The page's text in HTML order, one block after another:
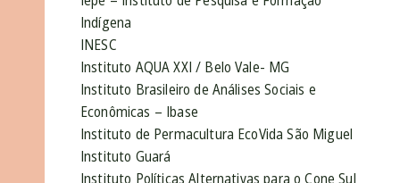
Indígena
INESC
Instituto AQUA XXI / Belo Vale- MG
Instituto Brasileiro de Análises Sociais e
Econômicas – Ibase
Instituto de Permacultura EcoVida São Miguel
Instituto Guará
Instituto Políticas Alternativas para o Cone Sul